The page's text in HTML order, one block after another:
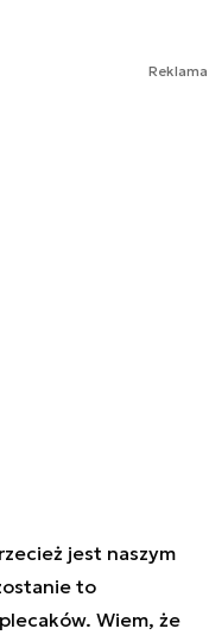
Reklama
jest naszym
to
Wiem, że